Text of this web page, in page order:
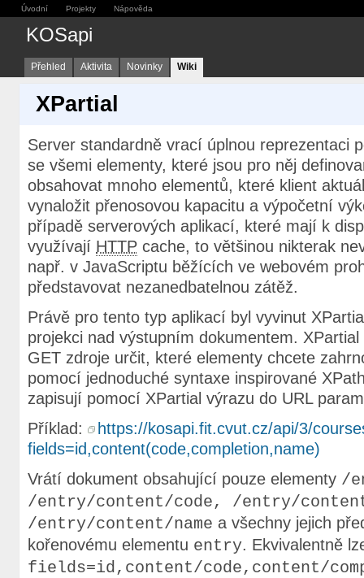
Úvodní Projekty Nápověda
KOSapi
Přehled Aktivita Novinky Wiki
XPartial
Server standardně vrací úplnou reprezentaci
se všemi elementy, které jsou pro něj
obsahovat mnoho elementů, které klient
vynaložit přenosovou kapacitu a výpočetní
případě serverových aplikací, které mají k
využívají HTTP cache, to většinou nikterak
např. v JavaScriptu běžících ve webovém
představovat nezanedbatelnou zátěž.
Právě pro tento typ aplikací byl vyvinut
projekci nad výstupním dokumentem.
GET zdroje určit, které elementy chcete
pomocí jednoduché syntaxe inspirované
zapisují pomocí XPartial výrazu do URL
Příklad:
https://kosapi.fit.cvut.cz/api/3/
fields=id,content(code,completion,name)
Vrátí dokument obsahující pouze elementy /
/entry/content/code, /entry/
/entry/content/name a všechny jejich
kořenovému elementu entry. Ekvivalentně
fields=id,content/code,content/